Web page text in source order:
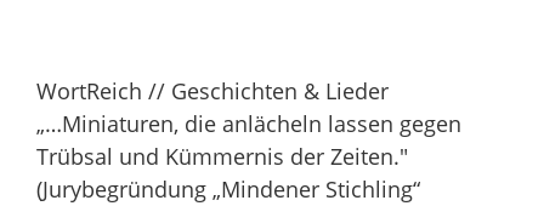
WortReich // Geschichten & Lieder
„…Miniaturen, die anlächeln lassen gegen
Trübsal und Kümmernis der Zeiten."
(Jurybegründung „Mindener Stichling“